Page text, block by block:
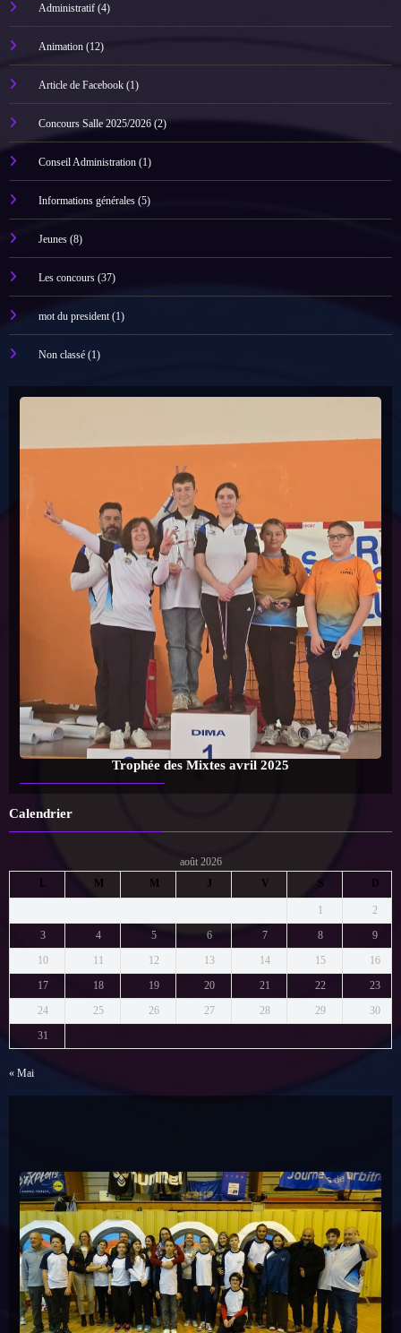
Administratif(4)
Animation(12)
Article de Facebook(1)
Concours Salle 2025/2026(2)
Conseil Administration(1)
Informations générales(5)
Jeunes(8)
Les concours(37)
mot du president(1)
Non classé(1)
Trophée des Mixtes avril 2025
Calendrier
août 2026
L
M M J V S D
1
2
3
4 5 6 7 8
9
10
11 12 13 14 15
16
17
18 19 20 21 22
23
24
25 26 27 28 29
30
31
« Mai